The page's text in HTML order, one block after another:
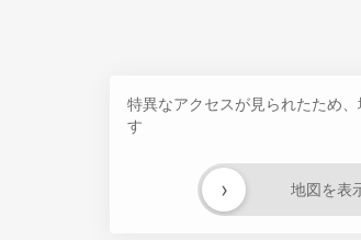
特異なアクセスが見られたため
す
地図を表
›